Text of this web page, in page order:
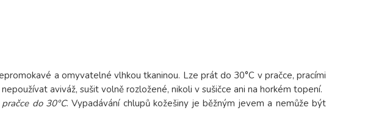
a omyvatelné vlhkou tkaninou. Lze prát do 30°C v pračce, pracími
aviváž, sušit volně rozložené, nikoli v sušičce ani na horkém topení.
do 30°C. Vypadávání chlupů kožešiny je běžným jevem a nemůže být